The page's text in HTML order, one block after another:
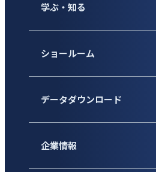
学ぶ・知る
ショールーム
データダウンロード
企業情報